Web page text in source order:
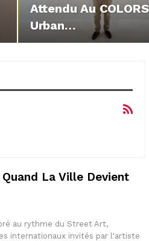
Attendu Au COLORS
Urban…
La Ville Devient
au rythme du Street Art,
internationaux invités par l'artiste